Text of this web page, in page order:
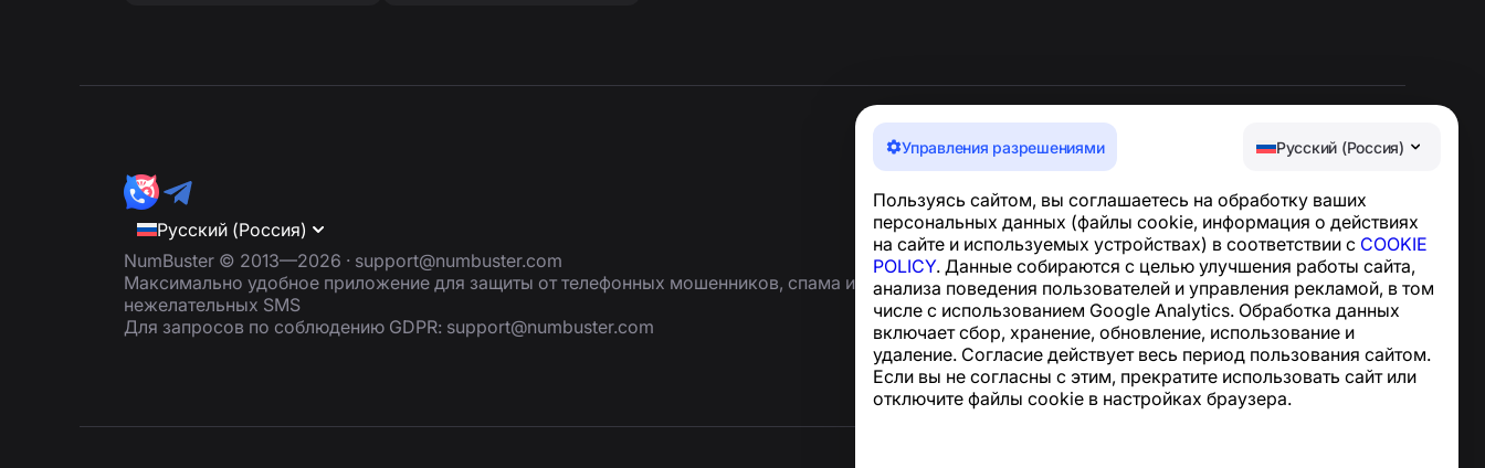
Управления разрешениями Русский (Россия)
Пользуясь сайтом, вы соглашаетесь на обработку ваших
персональных данных (файлы cookie, информация о действиях
на сайте и используемых устройствах) в соответствии с COOKIE
POLICY. Данные собираются с целью улучшения работы сайта,
анализа поведения пользователей и управления рекламой, в том
числе с использованием Google Analytics. Обработка данных
включает сбор, хранение, обновление, использование и
удаление. Согласие действует весь период пользования сайтом.
Если вы не согласны с этим, прекратите использовать сайт или
отключите файлы cookie в настройках браузера.
Русский (Россия)
NumBuster © 2013—2026 · support@numbuster.com
Максимально удобное приложение для защиты от телефонных мошенников, спама и
нежелательных SMS
Для запросов по соблюдению GDPR: support@numbuster.com
Новости и статьи
О проекте
Контакты